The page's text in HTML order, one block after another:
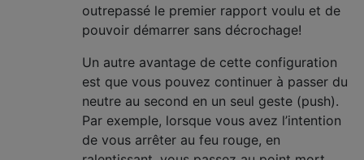
outrepassé le premier rapport voulu et de
pouvoir démarrer sans décrochage!
Un autre avantage de cette configuration
est que vous pouvez continuer à passer du
neutre au second en un seul geste (push).
Par exemple, lorsque vous avez l’intention
de vous arrêter au feu rouge, en